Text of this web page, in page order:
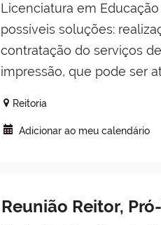
Licenciatura em
possíveis soluções:
contratação do serviços
impressão, que pode ser
Reitoria
Adicionar ao meu calendário
Reunião Reitor,